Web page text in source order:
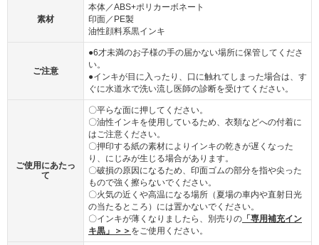
素材
本体／ABS+ポリカーボネート
印面／PE製
油性顔料系黒インキ
ご注意
●6才未満のお子様の手の届かない場所に保管してくださ
い。
●インキが目に入ったり、口に触れてしまった場合は、す
ぐに水道水で洗い流し医師の診断を受けてください。
ご使用にあたっ
て
〇平らな面に押してください。
〇油性インキを使用しているため、衣類などへの付着に
はご注意ください。
〇押印する紙の素材によりインキの乾きが遅くなった
り、にじみが生じる場合があります。
〇破損の原因になるため、印面ゴムの部分を指や尖った
もので強く擦らないでください。
〇火気の近くや高温になる場所（夏場の車内や直射日光
の当たるところ）には置かないでください。
〇インキが薄くなりましたら、別売りの 「専用補充イン
キ黒」＞＞ をご使用ください。